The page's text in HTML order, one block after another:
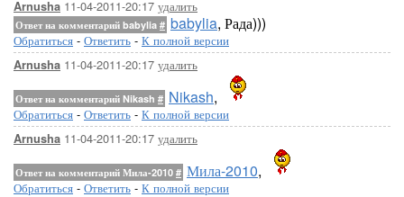
Arnusha 11-04-2011-20:17 удалить
Ответ на комментарий babylia # babylia, Рада)))
Обратиться - Ответить - К полной версии
Arnusha 11-04-2011-20:17 удалить
Ответ на комментарий Nikash # Nikash,
Обратиться - Ответить - К полной версии
Arnusha 11-04-2011-20:17 удалить
Ответ на комментарий Мила-2010 # Мила-2010,
Обратиться - Ответить - К полной версии